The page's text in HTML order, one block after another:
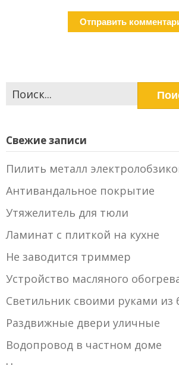
Найти:
Свежие записи
Пилить металл
Антивандальное покрытие
Утяжелитель для тюли
Ламинат с плиткой на кухне
Не заводится триммер
Устройство масляного
Светильник своими руками из
Раздвижные двери уличные
Водопровод в частном доме